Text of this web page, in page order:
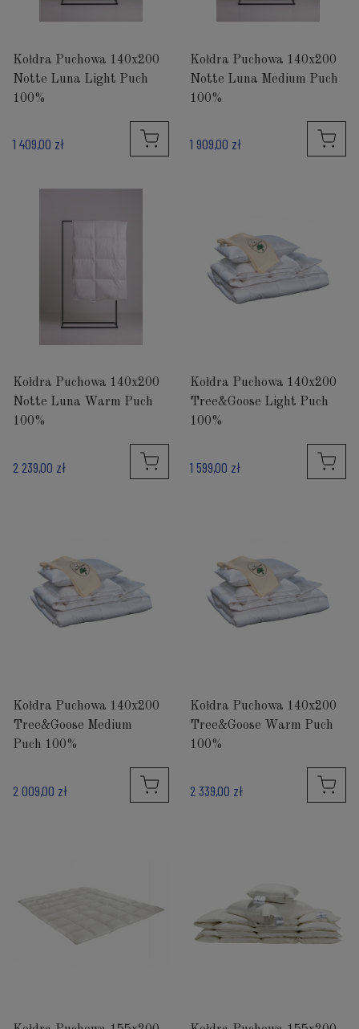
Kołdra Puchowa 140x200
Notte Luna Light Puch
100%
1 409,00 zł
Kołdra Puchowa 140x200
Notte Luna Medium Puch
100%
1 909,00 zł
Kołdra Puchowa 140x200
Notte Luna Warm Puch
100%
2 239,00 zł
Kołdra Puchowa 140x200
Tree&Goose Light Puch
100%
1 599,00 zł
Kołdra Puchowa 140x200
Tree&Goose Medium
Puch 100%
2 009,00 zł
Kołdra Puchowa 140x200
Tree&Goose Warm Puch
100%
2 339,00 zł